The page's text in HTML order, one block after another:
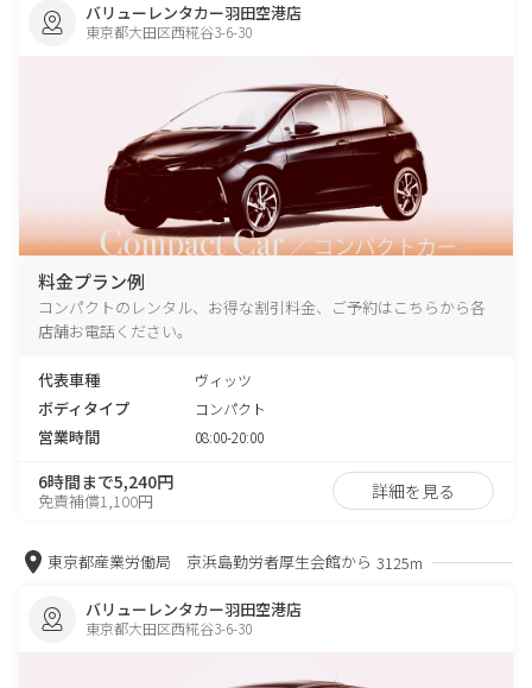
バリューレンタカー羽田空港店
東京都大田区西糀谷3-6-30
料金プラン例
コンパクトのレンタル、お得な割引料金、ご予約はこちらから各
店舗お電話ください。
代表車種 ヴィッツ
ボディタイプ コンパクト
営業時間 08:00-20:00
6時間まで5,240円
免責補償1,100円 詳細を見る
東京都産業労働局 京浜島勤労者厚生会館から 3125m
バリューレンタカー羽田空港店
東京都大田区西糀谷3-6-30